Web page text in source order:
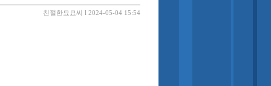
친절한묘묘씨 l 2024-05-04 15:54